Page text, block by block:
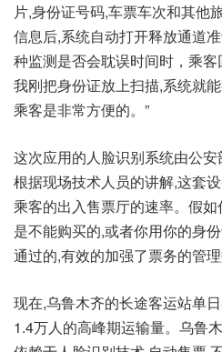
片,身份证号码,车票车次和其他
信息后,系统自动打开释放通道
种监测是否会耽误时间时，乘
我刚把身份证放上扫描,系统就
乘客是非常方便的。”
这次应用的人脸识别系统由公安
根据现场技术人员的讲解,这套
乘客的出入售票厅的速率。假
是不能购买的,或者你用你的身
通过的,有效的加强了票务的管理
现在,乌鲁木齐的长途客运站单
1.4万人的高峰期运输量。乌鲁